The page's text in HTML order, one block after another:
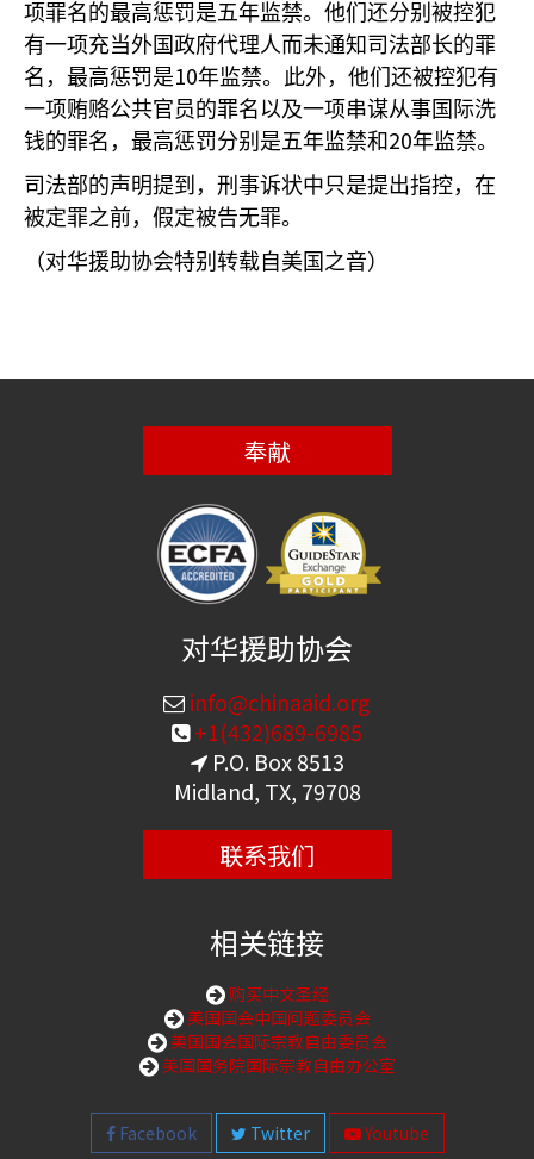
项罪名的最高惩罚是五年监禁。他们还分别被控犯
有一项充当外国政府代理人而未通知司法部长的罪
名，最高惩罚是10年监禁。此外，他们还被控犯有
一项贿赂公共官员的罪名以及一项串谋从事国际洗
钱的罪名，最高惩罚分别是五年监禁和 20年监禁。
司法部的声明提到，刑事诉状中只是提出指控，在
被定罪之前，假定被告无罪。
（对华援助协会特别转载自美国之音）
奉献
对华援助协会
info@chinaaid.org
+1(432)689-6985
P.O. Box 8513
Midland, TX, 79708
联系我们
相关链接
购买中文圣经
美国国会中国问题委员会
美国国会国际宗教自由委员会
美国国务院国际宗教自由办公室
Facebook Twitter Youtube